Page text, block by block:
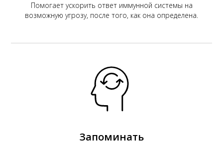
Помогает ускорить ответ иммунной системы на
возможную угрозу, после того, как она определена.
Запоминать